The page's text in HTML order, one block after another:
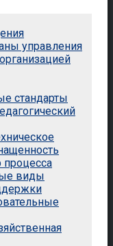
управления
стандарты
процесса
виды